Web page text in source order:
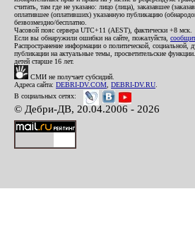
считать, там где не указано: лицо (лица), заказавшее
оплатившее (оплативших) указанную публикацию
безвозмездно/бесплатно.
Часовой пояс сервера UTC+11 (AEST), фактически +8 мск.
Если вы обнаружили ошибки на сайте, пожалуйста,
Распространение информации о политической, социальной,
публикации на актуальные темы, просветительские
детей старше 16 лет.
СМИ не получает субсидий.
Адреса сайта: DEBRI-DV.COM DEBRI-DV.RU
В социальных сетях:
© Дебри-ДВ, 20.04.2006 - 2026